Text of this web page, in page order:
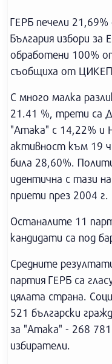
ГЕРБ печели
България избори за
обработени 100%
съобщиха от
С много малка
21.41 %, трети са
"Атака" с 14,22% и
активност към 19
била 28,60%.
идентична с тази
приети през 2004 г.
Останалите 11
кандидати са под
Средните
партия ГЕРБ са
цялата страна.
521 български
за "Атака" - 268
избиратели.